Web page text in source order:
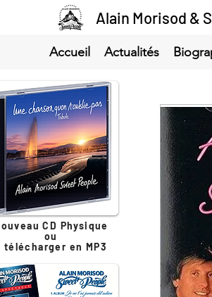
Alain Morisod &
Accueil Actualités
CD Physique
ou
télécharger en MP3